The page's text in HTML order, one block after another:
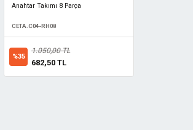
Anahtar Takımı 8 Parça
CETA.C04-RH08
%35
1.050,00 TL
682,50 TL